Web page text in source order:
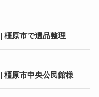
橿原市で遺品整理
橿原市中央公民館様